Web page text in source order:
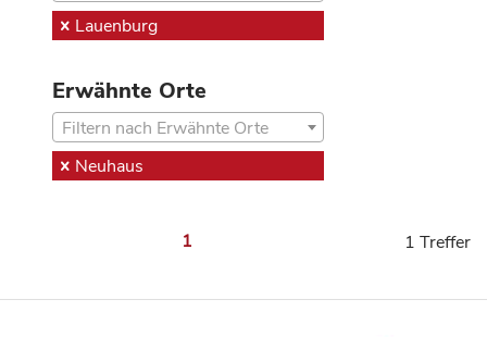
Lauenburg
Erwähnte Orte
Filtern nach Erwähnte Orte
Neuhaus
1 1 Treffer